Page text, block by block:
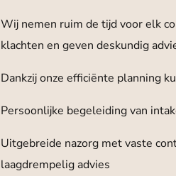
Wij nemen ruim de tijd voor elk
klachten en geven deskundig
Dankzij onze efficiënte planning
Persoonlijke begeleiding van
Uitgebreide nazorg met vaste
laagdrempelig advies